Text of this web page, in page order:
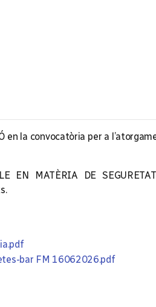
en la convocatòria per a
EN MATÈRIA DE
bar FM 16062026.pdf